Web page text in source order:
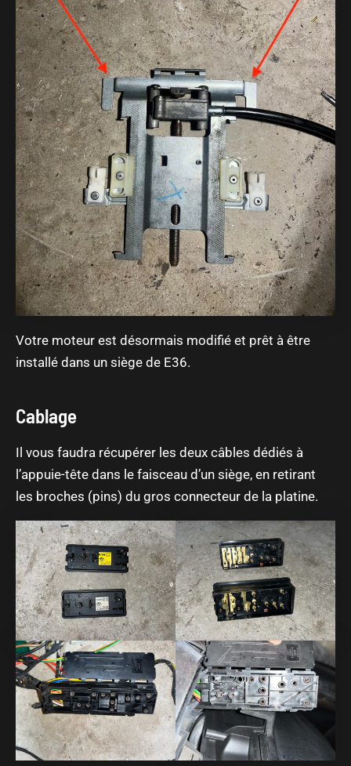
Votre moteur est désormais modifié et prêt à être
installé dans un siège de E36.
Cablage
Il vous faudra récupérer les deux câbles dédiés à
l’appuie-tête dans le faisceau d’un siège, en retirant
les broches (pins) du gros connecteur de la platine.